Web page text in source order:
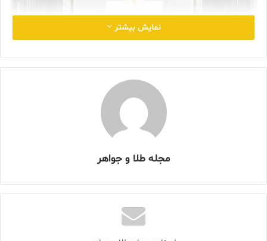
وینستون در سال 1896 در شهر نیویورک متولد شد و کار خود را با کار در
زمرد دو قیراطی (بدون اینکه دیگران بدانند) از یک مغازه گروفروشی به
نمایش بیشتر
مجله طلا و جواهر